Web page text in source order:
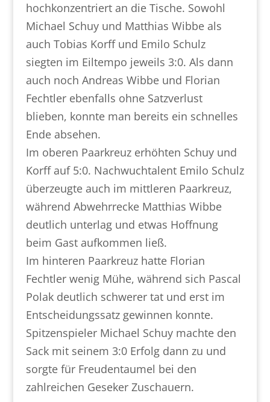
hochkonzentriert an die Tische. Sowohl
Michael Schuy und Matthias Wibbe als
auch Tobias Korff und Emilo Schulz
siegten im Eiltempo jeweils 3:0. Als dann
auch noch Andreas Wibbe und Florian
Fechtler ebenfalls ohne Satzverlust
blieben, konnte man bereits ein schnelles
Ende absehen.
Im oberen Paarkreuz erhöhten Schuy und
Korff auf 5:0. Nachwuchtalent Emilo Schulz
überzeugte auch im mittleren Paarkreuz,
während Abwehrrecke Matthias Wibbe
deutlich unterlag und etwas Hoffnung
beim Gast aufkommen ließ.
Im hinteren Paarkreuz hatte Florian
Fechtler wenig Mühe, während sich Pascal
Polak deutlich schwerer tat und erst im
Entscheidungssatz gewinnen konnte.
Spitzenspieler Michael Schuy machte den
Sack mit seinem 3:0 Erfolg dann zu und
sorgte für Freudentaumel bei den
zahlreichen Geseker Zuschauern.